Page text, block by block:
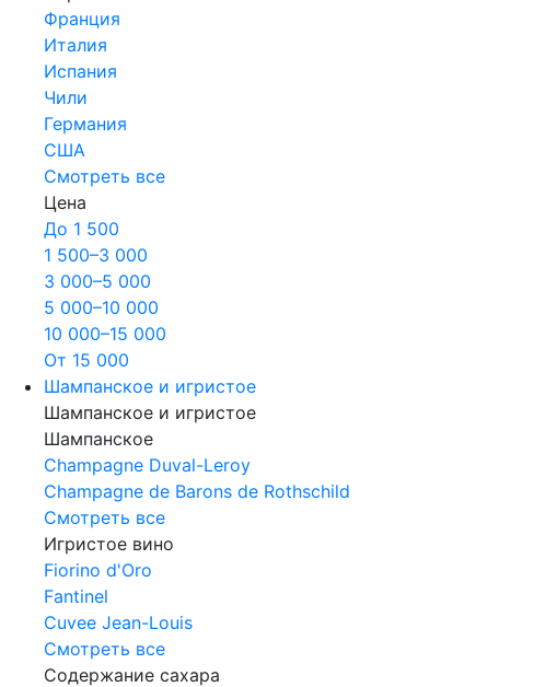
Франция
Италия
Испания
Чили
Германия
США
Смотреть все
Цена
До 1 500
1 500–3 000
3 000–5 000
5 000–10 000
10 000–15 000
От 15 000
Шампанское и игристое
Шампанское и игристое
Шампанское
Champagne Duval-Leroy
Champagne de Barons de Rothschild
Смотреть все
Игристое вино
Fiorino d'Oro
Fantinel
Cuvee Jean-Louis
Смотреть все
Содержание сахара